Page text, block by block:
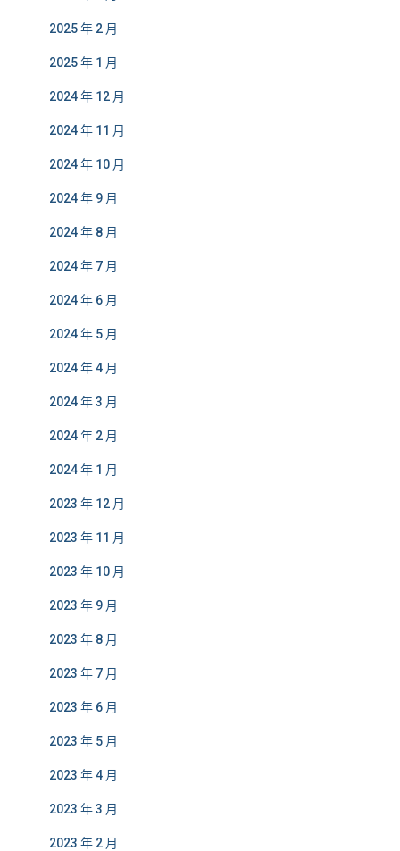
2025 年 2 月
2025 年 1 月
2024 年 12 月
2024 年 11 月
2024 年 10 月
2024 年 9 月
2024 年 8 月
2024 年 7 月
2024 年 6 月
2024 年 5 月
2024 年 4 月
2024 年 3 月
2024 年 2 月
2024 年 1 月
2023 年 12 月
2023 年 11 月
2023 年 10 月
2023 年 9 月
2023 年 8 月
2023 年 7 月
2023 年 6 月
2023 年 5 月
2023 年 4 月
2023 年 3 月
2023 年 2 月